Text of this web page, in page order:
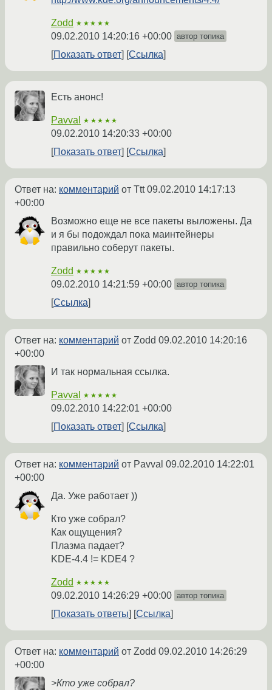
Zodd ★★★★★
09.02.2010 14:20:16 +00:00 автор топика
Показать ответ Ссылка
Есть анонс!
Pavval ★★★★★
09.02.2010 14:20:33 +00:00
Показать ответ
Ссылка
Ответ на: комментарий от Ttt09.02.2010 14:17:13
+00:00
Возможно еще не все пакеты выложены. Да
и я бы подождал пока маинтейнеры
правильно соберут пакеты.
Zodd ★★★★★
09.02.2010 14:21:59 +00:00 автор топика
Ссылка
Ответ на: комментарий от Zodd 09.02.2010 14:20:16
+00:00
И так нормальная ссылка.
Pavval ★★★★★
09.02.2010 14:22:01 +00:00
Показать ответ
Ссылка
Ответ на: комментарий от Pavval 09.02.2010 14:22:01
+00:00
Да. Уже работает ))
Кто уже собрал?
Как ощущения?
Плазма падает?
KDE-4.4 != KDE4 ?
Zodd ★★★★★
09.02.2010 14:26:29 +00:00 автор топика
Показать ответы Ссылка
Ответ на: комментарий от Zodd 09.02.2010 14:26:29
+00:00
>Кто уже собрал?